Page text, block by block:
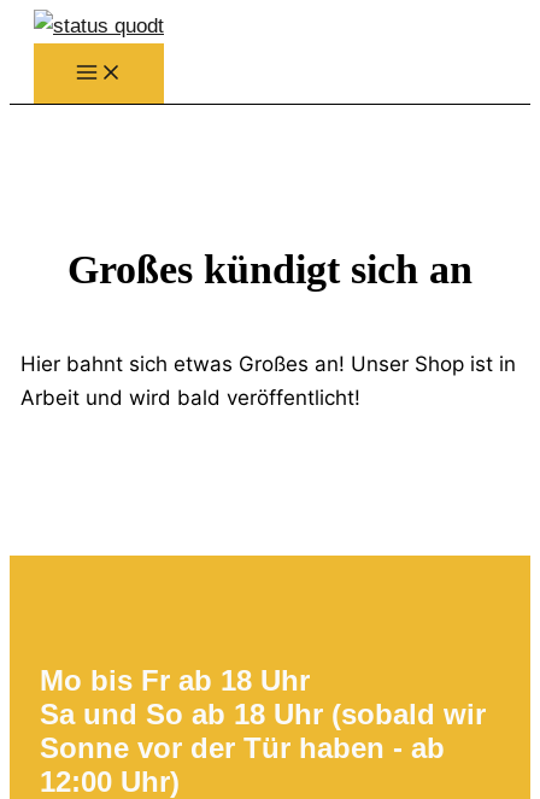
Zum
Inhalt
springen
Großes kündigt sich an
Hier bahnt sich etwas Großes an! Unser Shop ist in
Arbeit und wird bald veröffentlicht!
Mo bis Fr ab 18 Uhr
Sa und So ab 18 Uhr (sobald wir
Sonne vor der Tür haben - ab
12:00 Uhr)